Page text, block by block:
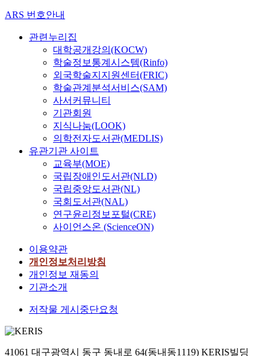
ARS 번호안내
관련누리집
대학공개강의(KOCW)
학술정보통계시스템(Rinfo)
외국학술지지원센터(FRIC)
학술관계분석서비스(SAM)
사서커뮤니티
기관회원
지식나눔(LOOK)
의학전자도서관(MEDLIS)
유관기관 사이트
교육부(MOE)
국립장애인도서관(NLD)
국립중앙도서관(NL)
국회도서관(NAL)
연구윤리정보포털(CRE)
사이언스온 (ScienceON)
이용약관
개인정보처리방침
개인정보 재동의
기관소개
저작물 게시중단요청
41061 대구광역시 동구 동내로 64(동내동1119) KERIS빌딩